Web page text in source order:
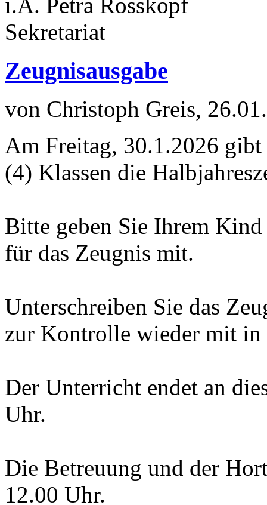
Sekretariat
Zeugnisausgabe
von Christoph Greis,
Am Freitag, 30.1.2026
(4) Klassen die
Bitte geben Sie Ihrem
für das Zeugnis mit.
Unterschreiben Sie das
zur Kontrolle wieder mit in
Der Unterricht endet an
Uhr.
Die Betreuung und der
12.00 Uhr.